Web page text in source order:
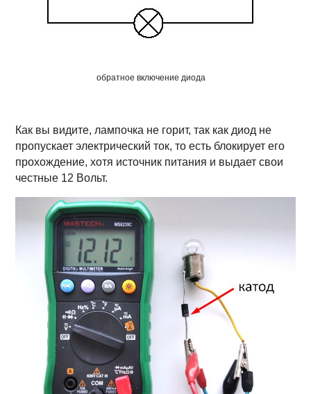
обратное включение диода
Как вы видите, лампочка не горит, так как диод не
пропускает электрический ток, то есть блокирует его
прохождение, хотя источник питания и выдает свои
честные 12 Вольт.